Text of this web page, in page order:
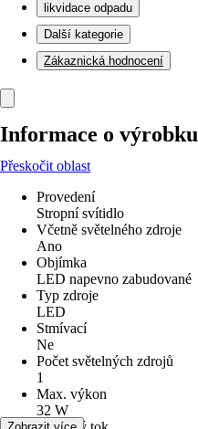
likvidace odpadu
Další kategorie
Zákaznická hodnocení
Informace o výrobku
Přeskočit oblast
Provedení
Stropní svítidlo
Včetně světelného zdroje
Ano
Objímka
LED napevno zabudované
Typ zdroje
LED
Stmívací
Ne
Počet světelných zdrojů
1
Max. výkon
32 W